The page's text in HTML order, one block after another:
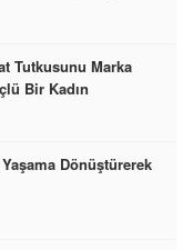
Tutkusunu Marka
Bir Kadın
Dönüştürerek